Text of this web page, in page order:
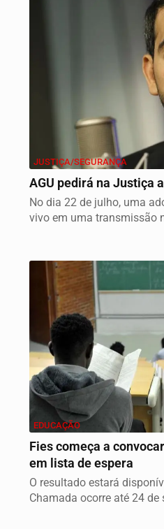
JUSTIÇA/SEGURANÇA
AGU pedirá na Justiça
No dia 22 de julho, uma
vivo em uma transmissão
EDUCAÇÃO
Fies começa a
em lista de espera
O resultado estará
Chamada ocorre até 24 de